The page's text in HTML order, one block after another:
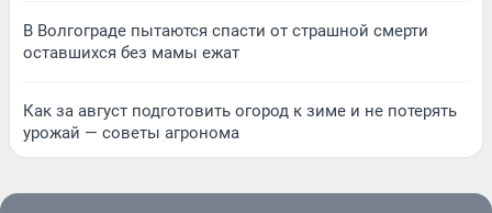
В Волгограде пытаются спасти от страшной смерти
оставшихся без мамы ежат
Как за август подготовить огород к зиме и не потерять
урожай — советы агронома